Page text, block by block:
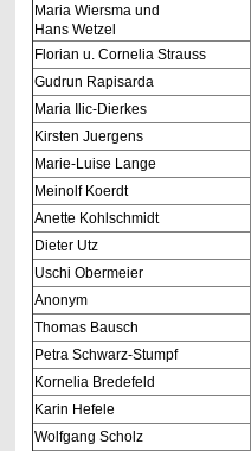
Maria Wiersma und
Hans Wetzel
Florian u. Cornelia Strauss
Gudrun Rapisarda
Maria Ilic-Dierkes
Kirsten Juergens
Marie-Luise Lange
Meinolf Koerdt
Anette Kohlschmidt
Dieter Utz
Uschi Obermeier
Anonym
Thomas Bausch
Petra Schwarz-Stumpf
Kornelia Bredefeld
Karin Hefele
Wolfgang Scholz